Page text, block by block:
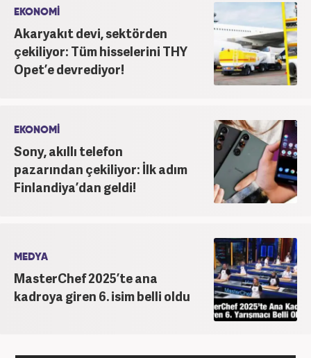
EKONOMİ
Akaryakıt devi, sektörden
çekiliyor: Tüm hisselerini THY
Opet’e devrediyor!
EKONOMİ
Sony, akıllı telefon
pazarından çekiliyor: İlk adım
Finlandiya’dan geldi!
MEDYA
MasterChef 2025’te ana
kadroya giren 6. isim belli oldu